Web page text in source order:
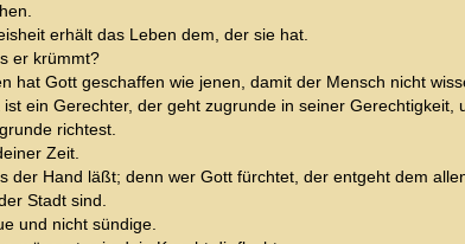
erhält das Leben dem, der sie hat.
er krümmt?
Gott geschaffen wie jenen, damit der Mensch nicht
ein Gerechter, der geht zugrunde in seiner Gerechtigkeit,
richtest.
Zeit.
Hand läßt; denn wer Gott fürchtet, der entgeht dem
Stadt sind.
und nicht sündige.